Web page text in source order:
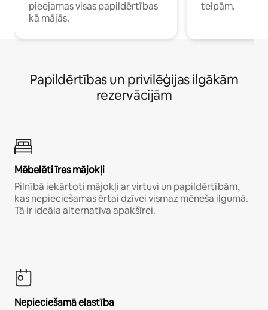
pieejamas visas papildērtības
kā mājās.
telpām.
Papildērtības un privilēģijas ilgākām
rezervācijām
Mēbelēti īres mājokļi
Pilnībā iekārtoti mājokļi ar virtuvi un papildērtībām,
kas nepieciešamas ērtai dzīvei vismaz mēneša ilgumā.
Tā ir ideāla alternatīva apakšīrei.
Nepieciešamā elastība